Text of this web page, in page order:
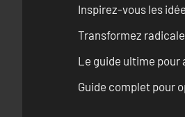
Inspirez-vous les
Transformez
Le guide ultime
Guide complet pour